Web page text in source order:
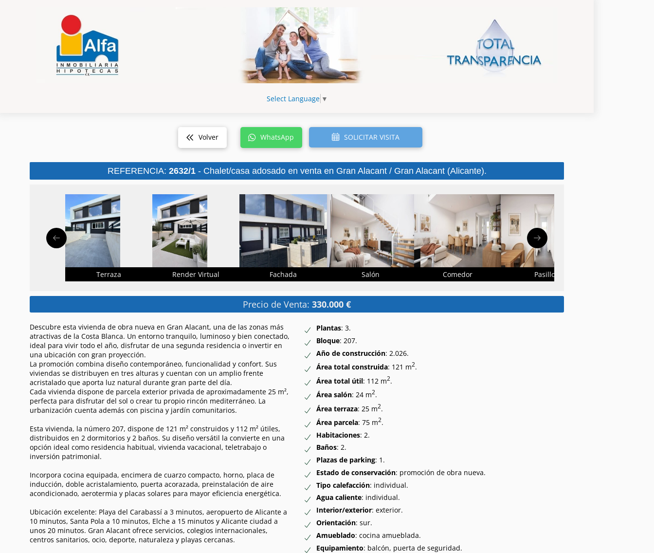
Select Language ▼
Volver WhatsApp SOLICITAR VISITA
REFERENCIA: 2632/1- Chalet/casa adosado en venta en Gran Alacant / Gran Alacant (Alicante).
Terraza Render Virtual Fachada Salón Comedor Pasillo
Precio de Venta: 330.000 €
Descubre esta vivienda de obra nueva en Gran Alacant, una de las zonas más
atractivas de la Costa Blanca. Un entorno tranquilo, luminoso y bien conectado,
ideal para vivir todo el año, disfrutar de una segunda residencia o invertir en
una ubicación con gran proyección.
La promoción combina diseño contemporáneo, funcionalidad y confort. Sus
viviendas se distribuyen en tres alturas y cuentan con un amplio frente
acristalado que aporta luz natural durante gran parte del día.
Cada vivienda dispone de parcela exterior privada de aproximadamente 25 m²,
perfecta para disfrutar del sol o crear tu propio rincón mediterráneo. La
urbanización cuenta además con piscina y jardín comunitarios.
Esta vivienda, la número 207, dispone de 121 m² construidos y 112 m² útiles,
distribuidos en 2 dormitorios y 2 baños. Su diseño versátil la convierte en una
opción ideal como residencia habitual, vivienda vacacional, teletrabajo o
inversión patrimonial.
Incorpora cocina equipada, encimera de cuarzo compacto, horno, placa de
inducción, doble acristalamiento, puerta acorazada, preinstalación de aire
acondicionado, aerotermia y placas solares para mayor eficiencia energética.
Ubicación excelente: Playa del Carabassí a 3 minutos, aeropuerto de Alicante a
10 minutos, Santa Pola a 10 minutos, Elche a 15 minutos y Alicante ciudad a
unos 20 minutos. Gran Alacant ofrece servicios, colegios internacionales,
centros sanitarios, ocio, deporte, naturaleza y playas cercanas.
Plantas: 3.
Bloque: 207.
Año de construcción: 2.026.
Área total construida: 121 m2.
Área total útil: 112 m2.
Área salón: 24 m2.
Área terraza: 25 m2.
Área parcela: 75 m2.
Habitaciones: 2.
Baños: 2.
Plazas de parking: 1.
Estado de conservación: promoción de obra nueva.
Tipo calefacción: individual.
Agua caliente: individual.
Interior/exterior: exterior.
Orientación: sur.
Amueblado: cocina amueblada.
Equipamiento: balcón, puerta de seguridad.